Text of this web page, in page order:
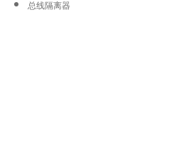
总线隔离器